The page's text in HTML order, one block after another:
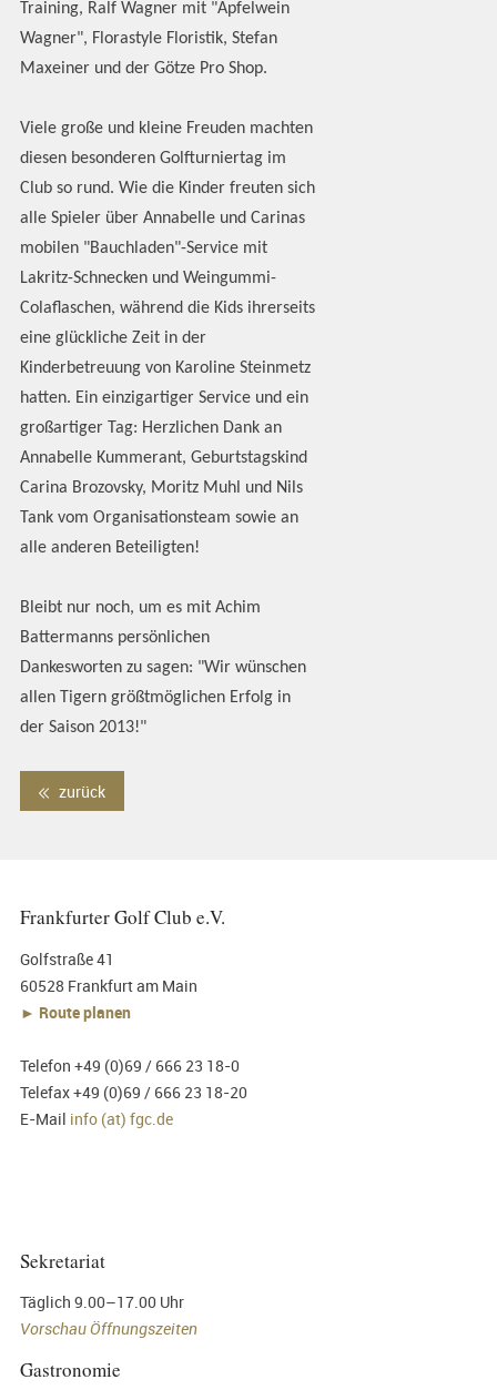
Training, Ralf Wagner mit "Apfelwein
Wagner", Florastyle Floristik, Stefan
Maxeiner und der Götze Pro Shop.
Viele große und kleine Freuden machten
diesen besonderen Golfturniertag im
Club so rund. Wie die Kinder freuten sich
alle Spieler über Annabelle und Carinas
mobilen "Bauchladen"-Service mit
Lakritz-Schnecken und Weingummi-
Colaflaschen, während die Kids ihrerseits
eine glückliche Zeit in der
Kinderbetreuung von Karoline Steinmetz
hatten. Ein einzigartiger Service und ein
großartiger Tag: Herzlichen Dank an
Annabelle Kummerant, Geburtstagskind
Carina Brozovsky, Moritz Muhl und Nils
Tank vom Organisationsteam sowie an
alle anderen Beteiligten!
Bleibt nur noch, um es mit Achim
Battermanns persönlichen
Dankesworten zu sagen: "Wir wünschen
allen Tigern größtmöglichen Erfolg in
der Saison 2013!"
zurück
Frankfurter Golf Club e.V.
Golfstraße 41
60528 Frankfurt am Main
► Route planen
Telefon +49 (0)69 / 666 23 18-0
Telefax +49 (0)69 / 666 23 18-20
E-Mail info (at) fgc.de
Sekretariat
Täglich 9.00–17.00 Uhr
Vorschau Öffnungszeiten
Gastronomie